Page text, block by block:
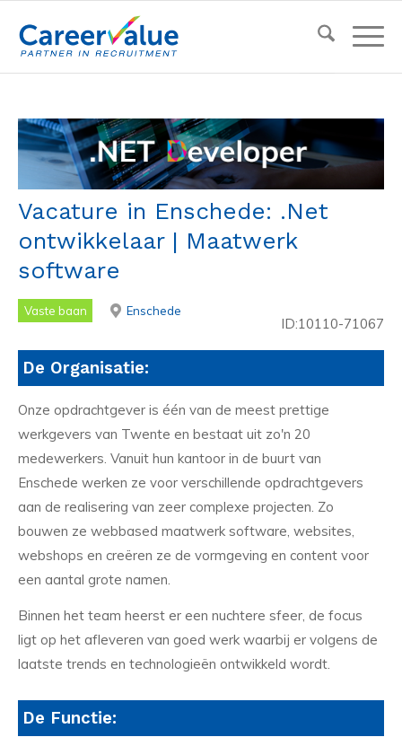
Vacature in Enschede: .Net
ontwikkelaar | Maatwerk
software
Vaste baan Enschede
ID:10110-71067
De Organisatie:
Onze opdrachtgever is één van de meest prettige
werkgevers van Twente en bestaat uit zo'n 20
medewerkers. Vanuit hun kantoor in de buurt van
Enschede werken ze voor verschillende opdrachtgevers
aan de realisering van zeer complexe projecten. Zo
bouwen ze webbased maatwerk software, websites,
webshops en creëren ze de vormgeving en content voor
een aantal grote namen.
Binnen het team heerst er een nuchtere sfeer, de focus
ligt op het afleveren van goed werk waarbij er volgens de
laatste trends en technologieën ontwikkeld wordt.
De Functie: